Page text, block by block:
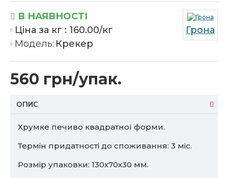
560 грн/упак.
В НАЯВНОСТІ
Ціна за кг : 160.00/кг
Модель: Крекер
Грона
ОПИС
Хрумке печиво квадратної форми.
Термін придатності до споживання: 3 міс.
Розмір упаковки: 130х70х30 мм.